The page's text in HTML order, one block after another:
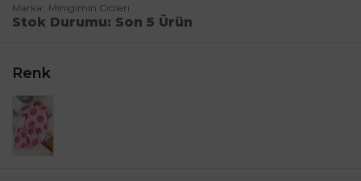
Marka
Minigimin Cicileri
Stok Durumu Son 5 Ürün
Renk